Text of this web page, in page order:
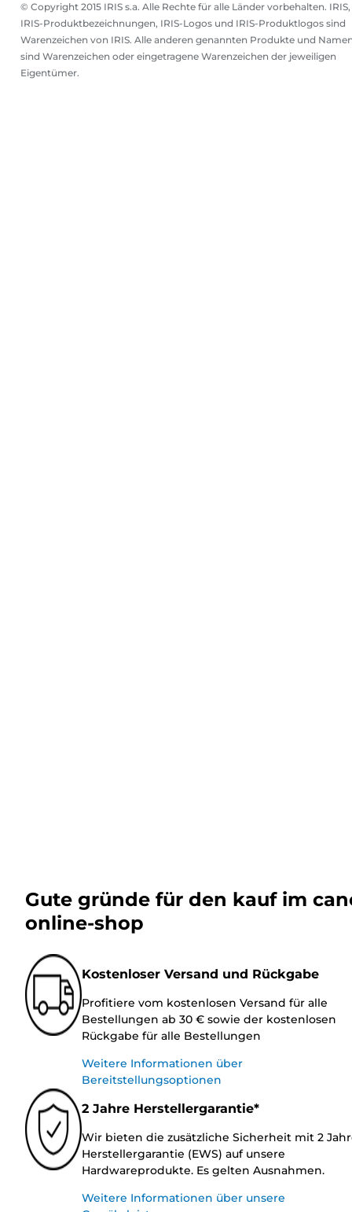
© Copyright 2015 IRIS s.a. Alle Rechte für alle Länder vorbehalten. IRIS,
IRIS-Produktbezeichnungen, IRIS-Logos und IRIS-Produktlogos sind
Warenzeichen von IRIS. Alle anderen genannten Produkte und
sind Warenzeichen oder eingetragene Warenzeichen der jeweiligen
Eigentümer.
Gute gründe für den kauf im
online-shop
Kostenloser Versand und Rückgabe
Profitiere vom kostenlosen Versand für alle
Bestellungen ab 30 € sowie der kostenlosen
Rückgabe für alle Bestellungen
Weitere Informationen über
Bereitstellungsoptionen
2 Jahre Herstellergarantie*
Wir bieten die zusätzliche Sicherheit mit 2
Herstellergarantie (EWS) auf unsere
Hardwareprodukte. Es gelten Ausnahmen.
Weitere Informationen über unsere